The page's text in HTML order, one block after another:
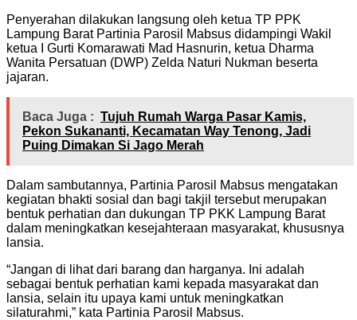
Penyerahan dilakukan langsung oleh ketua TP PPK
Lampung Barat Partinia Parosil Mabsus didampingi Wakil
ketua I Gurti Komarawati Mad Hasnurin, ketua Dharma
Wanita Persatuan (DWP) Zelda Naturi Nukman beserta
jajaran.
Baca Juga : Tujuh Rumah Warga Pasar Kamis,
Pekon Sukananti, Kecamatan Way Tenong, Jadi
Puing Dimakan Si Jago Merah
Dalam sambutannya, Partinia Parosil Mabsus mengatakan
kegiatan bhakti sosial dan bagi takjil tersebut merupakan
bentuk perhatian dan dukungan TP PKK Lampung Barat
dalam meningkatkan kesejahteraan masyarakat, khususnya
lansia.
“Jangan di lihat dari barang dan harganya. Ini adalah
sebagai bentuk perhatian kami kepada masyarakat dan
lansia, selain itu upaya kami untuk meningkatkan
silaturahmi,” kata Partinia Parosil Mabsus.